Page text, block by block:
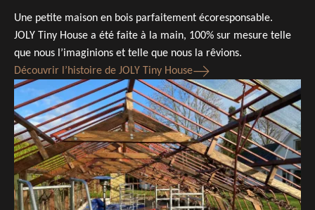
Une petite maison en bois parfaitement écoresponsable.
JOLY Tiny House a été faite à la main, 100% sur mesure telle
que nous l’imaginions et telle que nous la rêvions.
Découvrir l’histoire de JOLY Tiny House